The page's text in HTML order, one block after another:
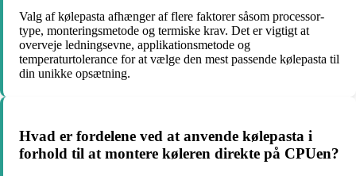
Valg af kølepasta afhænger af flere faktorer såsom processor-
type, monteringsmetode og termiske krav. Det er vigtigt at
overveje ledningsevne, applikationsmetode og
temperaturtolerance for at vælge den mest passende kølepasta til
din unikke opsætning.
Hvad er fordelene ved at anvende kølepasta i
forhold til at montere køleren direkte på CPUen?